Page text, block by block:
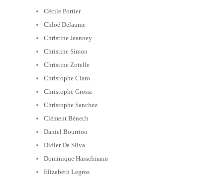
Cécile Portier
Chloé Delaume
Christine Jeanney
Christine Simon
Christine Zotelle
Christophe Claro
Christophe Grossi
Christophe Sanchez
Clément Bénech
Daniel Bourrion
Didier Da Silva
Dominique Hasselmann
Elizabeth Legros